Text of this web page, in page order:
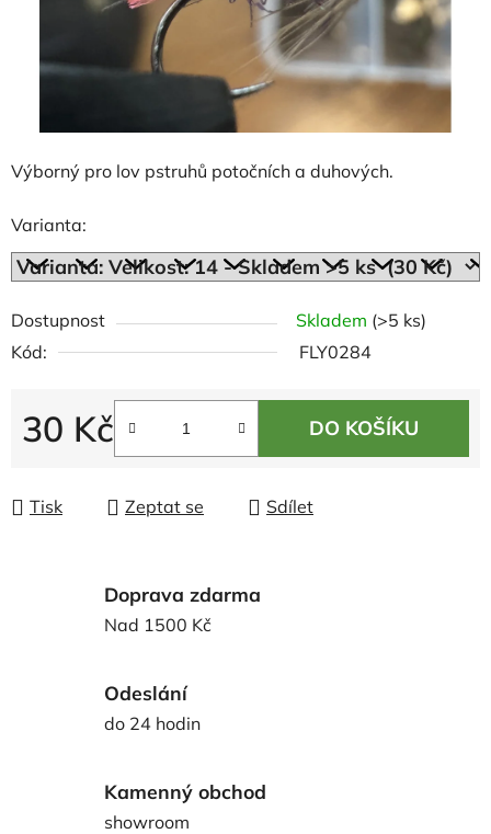
Výborný pro lov pstruhů potočních a duhových.
Varianta:
Dostupnost Skladem (>5 ks)
Kód:
FLY0284
30 Kč
Měrná cena:
DO KOŠÍKU
Tisk Zeptat se Sdílet
Doprava zdarma
Nad 1500 Kč
Odeslání
do 24 hodin
Kamenný obchod
showroom